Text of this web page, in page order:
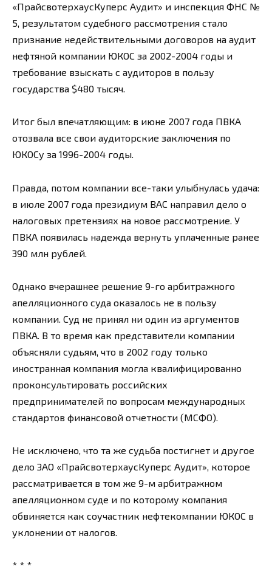
«ПрайсвотерхаусКуперс Аудит» и инспекция ФНС №
5, результатом судебного рассмотрения стало
признание недействительными договоров на аудит
нефтяной компании ЮКОС за 2002-2004 годы и
требование взыскать с аудиторов в пользу
государства $480 тысяч.
Итог был впечатляющим: в июне 2007 года ПВКА
отозвала все свои аудиторские заключения по
ЮКОСу за 1996-2004 годы.
Правда, потом компании все-таки улыбнулась удача:
в июле 2007 года президиум ВАС направил дело о
налоговых претензиях на новое рассмотрение. У
ПВКА появилась надежда вернуть уплаченные ранее
390 млн рублей.
Однако вчерашнее решение 9-го арбитражного
апелляционного суда оказалось не в пользу
компании. Суд не принял ни один из аргументов
ПВКА. В то время как представители компании
объясняли судьям, что в 2002 году только
иностранная компания могла квалифицированно
проконсультировать российских
предпринимателей по вопросам международных
стандартов финансовой отчетности (МСФО).
Не исключено, что та же судьба постигнет и другое
дело ЗАО «ПрайсвотерхаусКуперс Аудит», которое
рассматривается в том же 9-м арбитражном
апелляционном суде и по которому компания
обвиняется как соучастник нефтекомпании ЮКОС в
уклонении от налогов.
* * *